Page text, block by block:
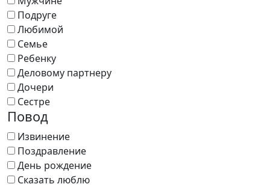
Подруге
Любимой
Семье
Ребенку
Деловому партнеру
Дочери
Сестре
Повод
Извинение
Поздравление
День рождение
Сказать люблю